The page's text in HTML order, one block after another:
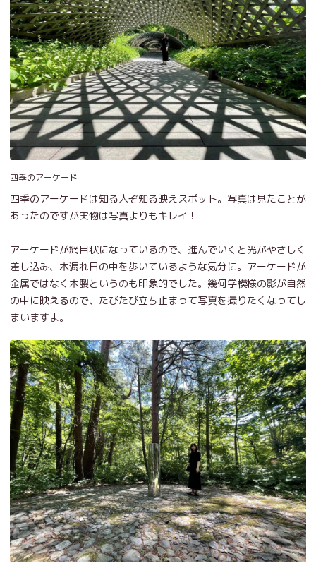
四季のアーケード
四季のアーケードは知る人ぞ知る映えスポット。写真は見たことが
あったのですが実物は写真よりもキレイ！
アーケードが網目状になっているので、進んでいくと光がやさしく
差し込み、木漏れ日の中を歩いているような気分に。アーケードが
金属ではなく木製というのも印象的でした。幾何学模様の影が自然
の中に映えるので、たびたび立ち止まって写真を撮りたくなってし
まいますよ。